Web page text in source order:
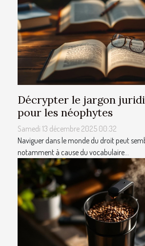
Décrypter le jargon
pour les néophytes
Samedi 13 décembre 2025 00:32
Naviguer dans le monde du droit peut
notamment à cause du vocabulaire...